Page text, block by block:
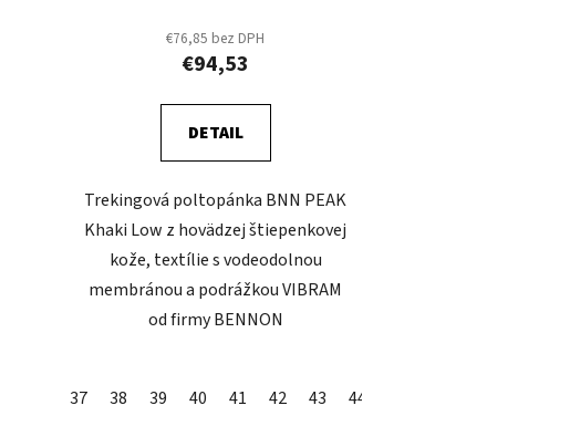
€76,85 bez DPH
€94,53
DETAIL
Trekingová poltopánka BNN PEAK
Khaki Low z hovädzej štiepenkovej
kože, textílie s vodeodolnou
membránou a podrážkou VIBRAM
od firmy BENNON
37 38 39 40 41 42 43 44